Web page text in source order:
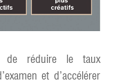
de réduire le taux
et d’accélérer